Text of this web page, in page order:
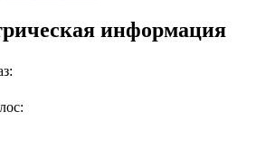
информация